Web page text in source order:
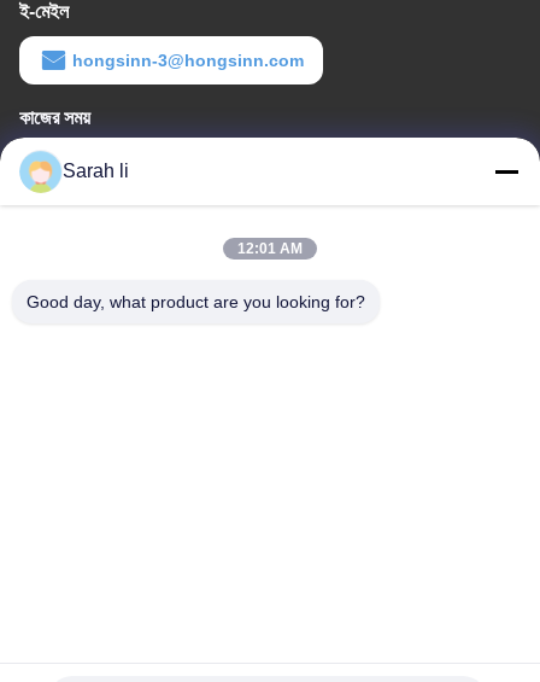
ই-মেইল
hongsinn-3@hongsinn.com
কাজের সময়
8:30-22:30
আমাদের ঠিকানা
সিয়াংশান কমিউনিটি, সিনক্যাও রাস্তা,
Sarah li
12:01 AM
Good day, what product are you looking for?